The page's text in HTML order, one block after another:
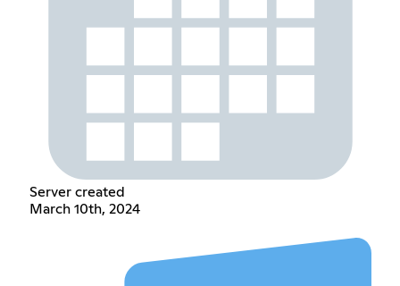
Server created
March 10th, 2024